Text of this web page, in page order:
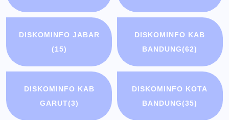
DISKOMINFO JABAR
(15)
DISKOMINFO KAB
BANDUNG(62)
DISKOMINFO KAB
GARUT(3)
DISKOMINFO KOTA
BANDUNG(35)